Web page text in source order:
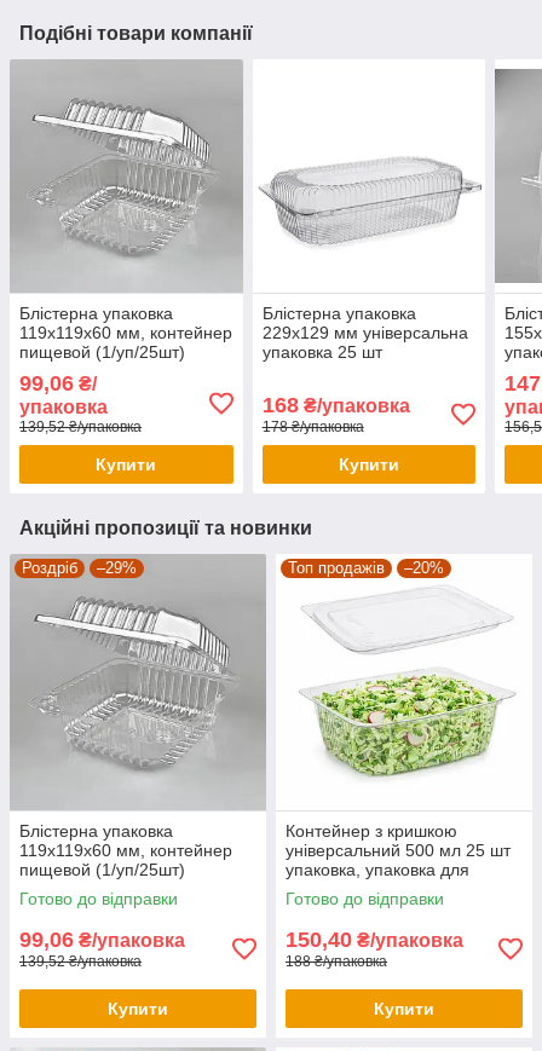
Подібні товари компанії
Блістерна упаковка
119x119x60 мм, контейнер
пищевой (1/уп/25шт)
99,06 ₴/
упаковка
139,52 ₴/упаковка
Купити
Блістерна упаковка
229х129 мм універсальна
упаковка 25 шт
168₴/упаковка
178 ₴/упаковка
Купити
Акційні пропозиції та новинки
Роздріб –29%
Блістерна упаковка
119x119x60 мм, контейнер
пищевой (1/уп/25шт)
Готово до відправки
99,06 ₴/упаковка
139,52 ₴/упаковка
Купити
Топ продажів –20%
Контейнер з кришкою
універсальний 500 мл 25 шт
упаковка, упаковка для
кулінарії
Готово до відправки
150,40 ₴/упаковка
188 ₴/упаковка
Купити